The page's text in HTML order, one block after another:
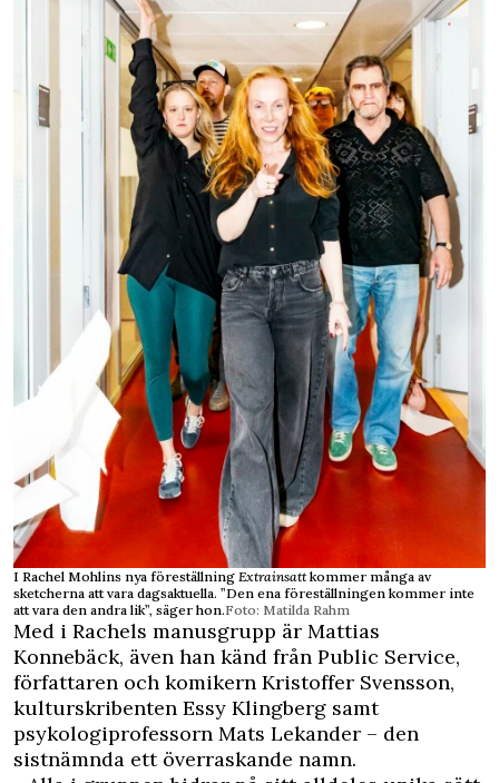
I Rachel Mohlins nya föreställning Extrainsattkommer många av
sketcherna att vara dagsaktuella. ”Den ena föreställningen kommer inte
att vara den andra lik”, säger hon.Foto: Matilda Rahm
Med i Rachels manusgrupp är Mattias
Konnebäck, även han känd från Public Service,
författaren och komikern Kristoffer Svensson,
kulturskribenten Essy Klingberg samt
psykologiprofessorn Mats Lekander – den
sistnämnda ett överraskande namn.